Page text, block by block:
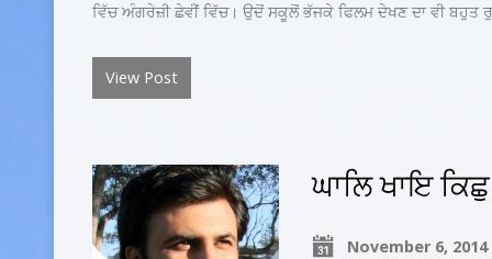
ਵਿੱਚ ਅੰਗਰੇਜ਼ੀ ਛੇਵੀਂ ਵਿੱਚ। ਉਦੋਂ ਸਕੂਲੋਂ ਭੱਜਕੇ ਫਿਲਮ ਦੇਖਣ ਦਾ ਵੀ
View Post
ਘਾਲਿ ਖਾਇ
November 6, 2014